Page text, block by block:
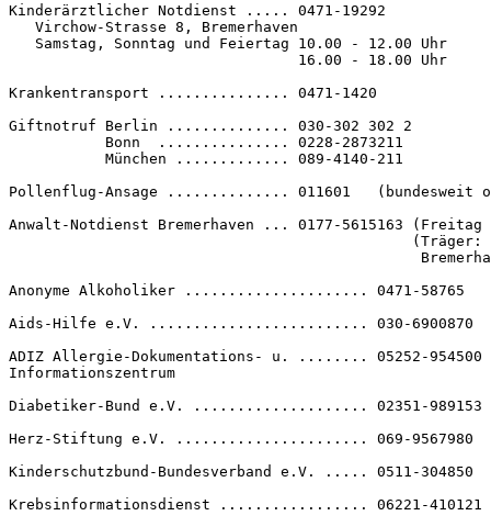
Kinderärztlicher Notdienst ..... 0471-19292
   Virchow-Strasse 8, Bremerhaven
   Samstag, Sonntag und Feiertag 10.00 - 12.00 Uhr
                                 16.00 - 18.00 Uhr
Krankentransport ............... 0471-1420
Giftnotruf Berlin .............. 030-302 302 2
           Bonn  ............... 0228-2873211
           München ............. 089-4140-211
Pollenflug-Ansage .............. 011601   (bundesweit
Anwalt-Notdienst Bremerhaven ... 0177-5615163
Anonyme Alkoholiker ..................... 0471-58765
Aids-Hilfe e.V. ......................... 030-6900870
ADIZ Allergie-Dokumentations- u. ........ 05252-954500
Informationszentrum
Diabetiker-Bund e.V. .................... 02351-989153
Herz-Stiftung e.V. ...................... 069-9567980
Kinderschutzbund-Bundesverband e.V. ..... 0511-304850
Krebsinformationsdienst ................. 06221-410121